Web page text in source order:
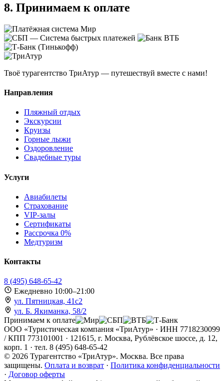
8. Принимаем к оплате
Твоё турагентство ТриАтур — путешествуй вместе с нами!
Направления
Пляжный отдых
Экскурсии
Круизы
Горные лыжи
Оздоровление
Свадебные туры
Услуги
Авиабилеты
Страхование
VIP-залы
Сертификаты
Рассрочка 0%
Медтуризм
Контакты
8 (495) 648-65-42
Ежедневно 10:00–21:00
ул. Пятницкая, 41с2
ул. Б. Якиманка, 58/2
Принимаем к оплате
ООО «Туристическая компания «ТриАтур» · ИНН 7718230099
/ КПП 773101001 · 121615, г. Москва, Рублёвское шоссе, д. 12,
корп. 1 · тел. 8 (495) 648-65-42
© 2026 Турагентство «ТриАтур». Москва. Все права
защищены. Оплата и возврат · Политика конфиденциальности
· Договор оферты